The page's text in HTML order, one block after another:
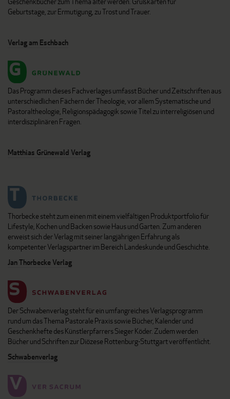
Geburtstage, zur Ermutigung, zu Trost und Trauer.
Verlag am Eschbach
Das Programm dieses Fachverlages umfasst Bücher und Zeitschriften aus
unterschiedlichen Fächern der Theologie, vor allem Systematische und
Pastoraltheologie, Religionspädagogik sowie Titel zu interreligiösen und
interdisziplinären Fragen.
Matthias Grünewald Verlag
Thorbecke steht zum einen mit einem vielfältigen Produktportfolio für
Lifestyle, Kochen und Backen sowie Haus und Garten. Zum anderen
erweist sich der Verlag mit seiner langjährigen Erfahrung als
kompetenter Verlagspartner im Bereich Landeskunde und Geschichte.
Jan Thorbecke Verlag
Der Schwabenverlag steht für ein umfangreiches Verlagsprogramm
rund um das Thema Pastorale Praxis sowie Bücher, Kalender und
Geschenkhefte des Künstlerpfarrers Sieger Köder. Zudem werden
Bücher und Schriften zur Diözese Rottenburg-Stuttgart veröffentlicht.
Schwabenverlag